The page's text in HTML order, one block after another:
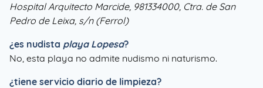
Hospital Arquitecto Marcide, 981334000, Ctra. de San
Pedro de Leixa, s/n (Ferrol)
¿es nudista playa Lopesa?
No, esta playa no admite nudismo ni naturismo.
¿tiene servicio diario de limpieza?